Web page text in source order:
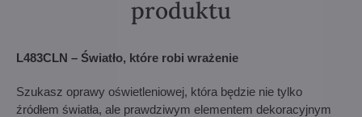
produktu
L483CLN – Światło, które robi wrażenie
Szukasz oprawy oświetleniowej, która będzie nie tylko
źródłem światła, ale prawdziwym elementem dekoracyjnym